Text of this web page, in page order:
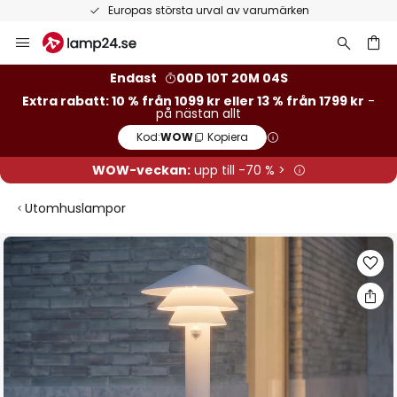
Europas största urval av varumärken
Hoppa
till
Endast
00D 10T 20M 03S
Extra rabatt: 10 % från 1099 kr eller 13 % från 1799 kr -
på nästan allt
Kod:WOW Kopiera
WOW-veckan:upp till -70 % >
Utomhuslampor
Hoppa
till
slutet
av
bildgalleriet